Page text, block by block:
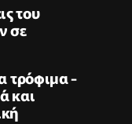
του
σε
τρόφιμα -
και